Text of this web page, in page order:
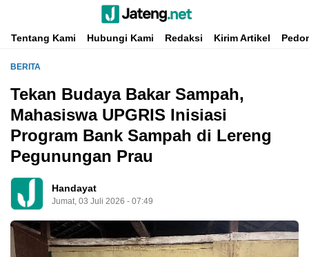
Jateng.net
Portal Media Anak Muda Jawa Tengah
Tentang Kami
Hubungi Kami Redaksi Kirim Artikel
BERITA
Tekan Budaya Bakar Sampah,
Mahasiswa UPGRIS Inisiasi
Program Bank Sampah di Lereng
Pegunungan Prau
Handayat
Jumat, 03 Juli 2026 - 07:49